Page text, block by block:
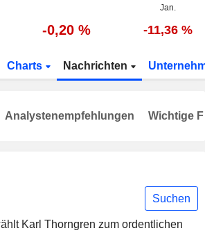
Jan.
-0,20 % -11,36 %
Charts Nachrichten
Suchen
Karl Thorngren zum ordentlichen
Analystenempfehlungen Wichtige